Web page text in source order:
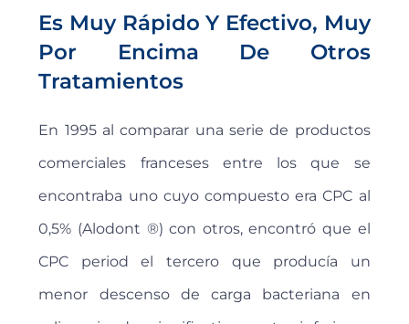
Es Muy Rápido Y Efectivo, Muy
Por Encima De Otros
Tratamientos
En 1995 al comparar una serie de productos
comerciales franceses entre los que se
encontraba uno cuyo compuesto era CPC al
0,5% (Alodont ®) con otros, encontró que el
CPC period el tercero que producía un
menor descenso de carga bacteriana en